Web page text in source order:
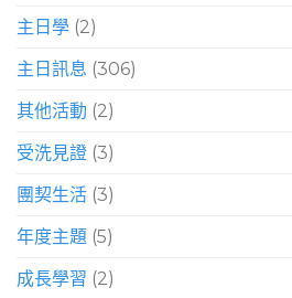
主日學 (2)
主日訊息 (306)
其他活動 (2)
受洗見證 (3)
團契生活 (3)
年度主題 (5)
成長學習 (2)